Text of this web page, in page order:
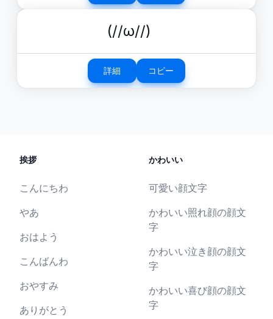
(//ω//)ゞ
詳細 コピー
挨拶
こんにちわ
やあ
おはよう
こんばんわ
おやすみ
ありがとう
かわいい
可愛い顔文字
かわいい照れ顔の顔文
字
かわいい泣き顔の顔文
字
かわいい喜び顔の顔文
字